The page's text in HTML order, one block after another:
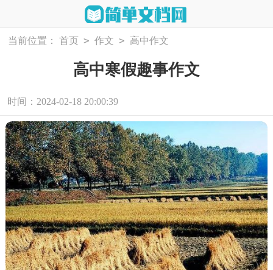
当前位置： 首页 > 作文 > 高中作文
高中寒假趣事作文
时间：2024-02-18 20:00:39